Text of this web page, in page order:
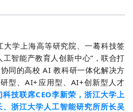
学上海高等研究院、一蓦科技签
智能产教育人创新中心”，联合打
同的高校 AI 教科研一体化解决方
型、AI+应用型、AI+创新型人才
科技联席CEO李新荣，浙江大学上
浙江大学人工智能研究所所长吴